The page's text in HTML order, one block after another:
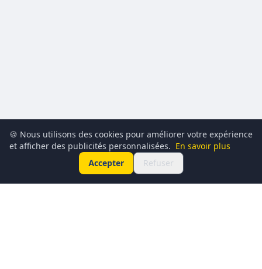
🍪 Nous utilisons des cookies pour améliorer votre expérience
et afficher des publicités personnalisées. En savoir plus
Accepter
Refuser